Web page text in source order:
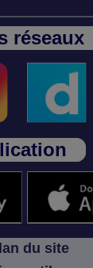
réseaux
du site